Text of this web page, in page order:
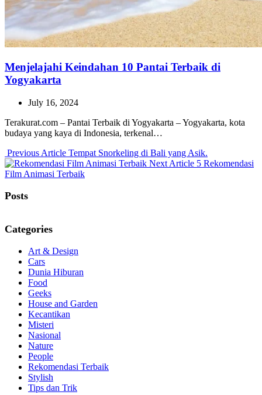
Menjelajahi Keindahan 10 Pantai Terbaik di
Yogyakarta
July 16, 2024
Terakurat.com – Pantai Terbaik di Yogyakarta – Yogyakarta, kota
budaya yang kaya di Indonesia, terkenal…
Previous Article Previous
Post:
Tempat Snorkeling di Bali yang Asik.
Next Article Next
5 Rekomendasi
Film Animasi Terbaik
Posts
Categories
Art & Design
Cars
Dunia Hiburan
Food
Geeks
House and Garden
Kecantikan
Misteri
Nasional
Nature
People
Rekomendasi Terbaik
Stylish
Tips dan Trik